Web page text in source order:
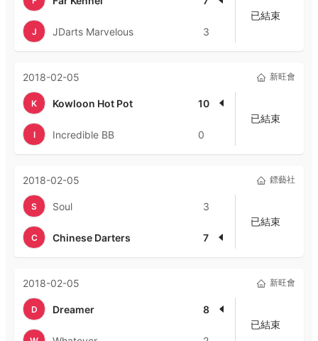
J JDarts Marvelous 3
已結束
2018-02-05 新旺會
K Kowloon Hot Pot 10
I Incredible BB 0
已結束
2018-02-05 鏢藝社
S Soul 3
C Chinese Darters 7
已結束
2018-02-05 新旺會
D Dreamer 8
已結束